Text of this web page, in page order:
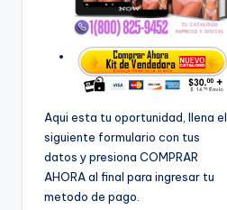
Aqui esta tu oportunidad, llena el
siguiente formulario con tus
datos y presiona COMPRAR
AHORA al final para ingresar tu
metodo de pago.